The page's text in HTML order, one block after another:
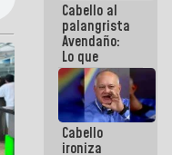
Cabello al
palangrista
Avendaño:
Lo que
vayas a
escribir
hazlo hoy
por que no
sabemos si
la semana
Cabello
ironiza